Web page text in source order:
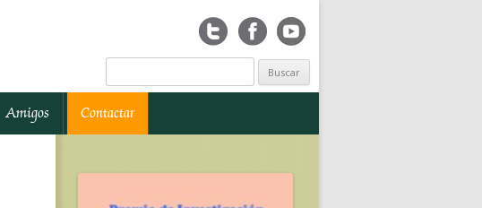
Buscar:
Amigos Contactar